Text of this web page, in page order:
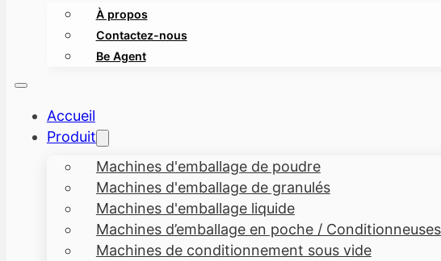
À propos
Contactez-nous
Be Agent
Accueil
Produit
Machines d'emballage de poudre
Machines d'emballage de granulés
Machines d'emballage liquide
Machines d’emballage en poche /
Machines de conditionnement sous vide